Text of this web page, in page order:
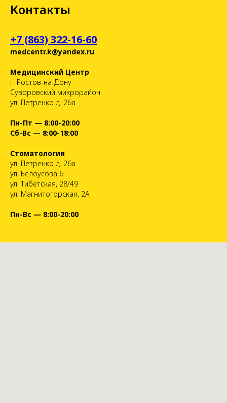
Контакты
+7 (863) 322-16-60
medcentr.k@yandex.ru
Медицинский Центр
г. Ростов-на-Дону
Суворовский микрорайон
ул. Петренко д. 26а
Пн-Пт — 8:00-20:00
Сб-Вс — 8:00-18:00
Стоматология
ул. Петренко д. 26а
ул. Белоусова 6
ул. Тибетская, 28/49
ул. Магнитогорская, 2А
Пн-Вс — 8:00-20:00